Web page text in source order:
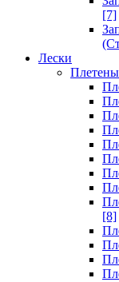
[7]
Лески
[8]